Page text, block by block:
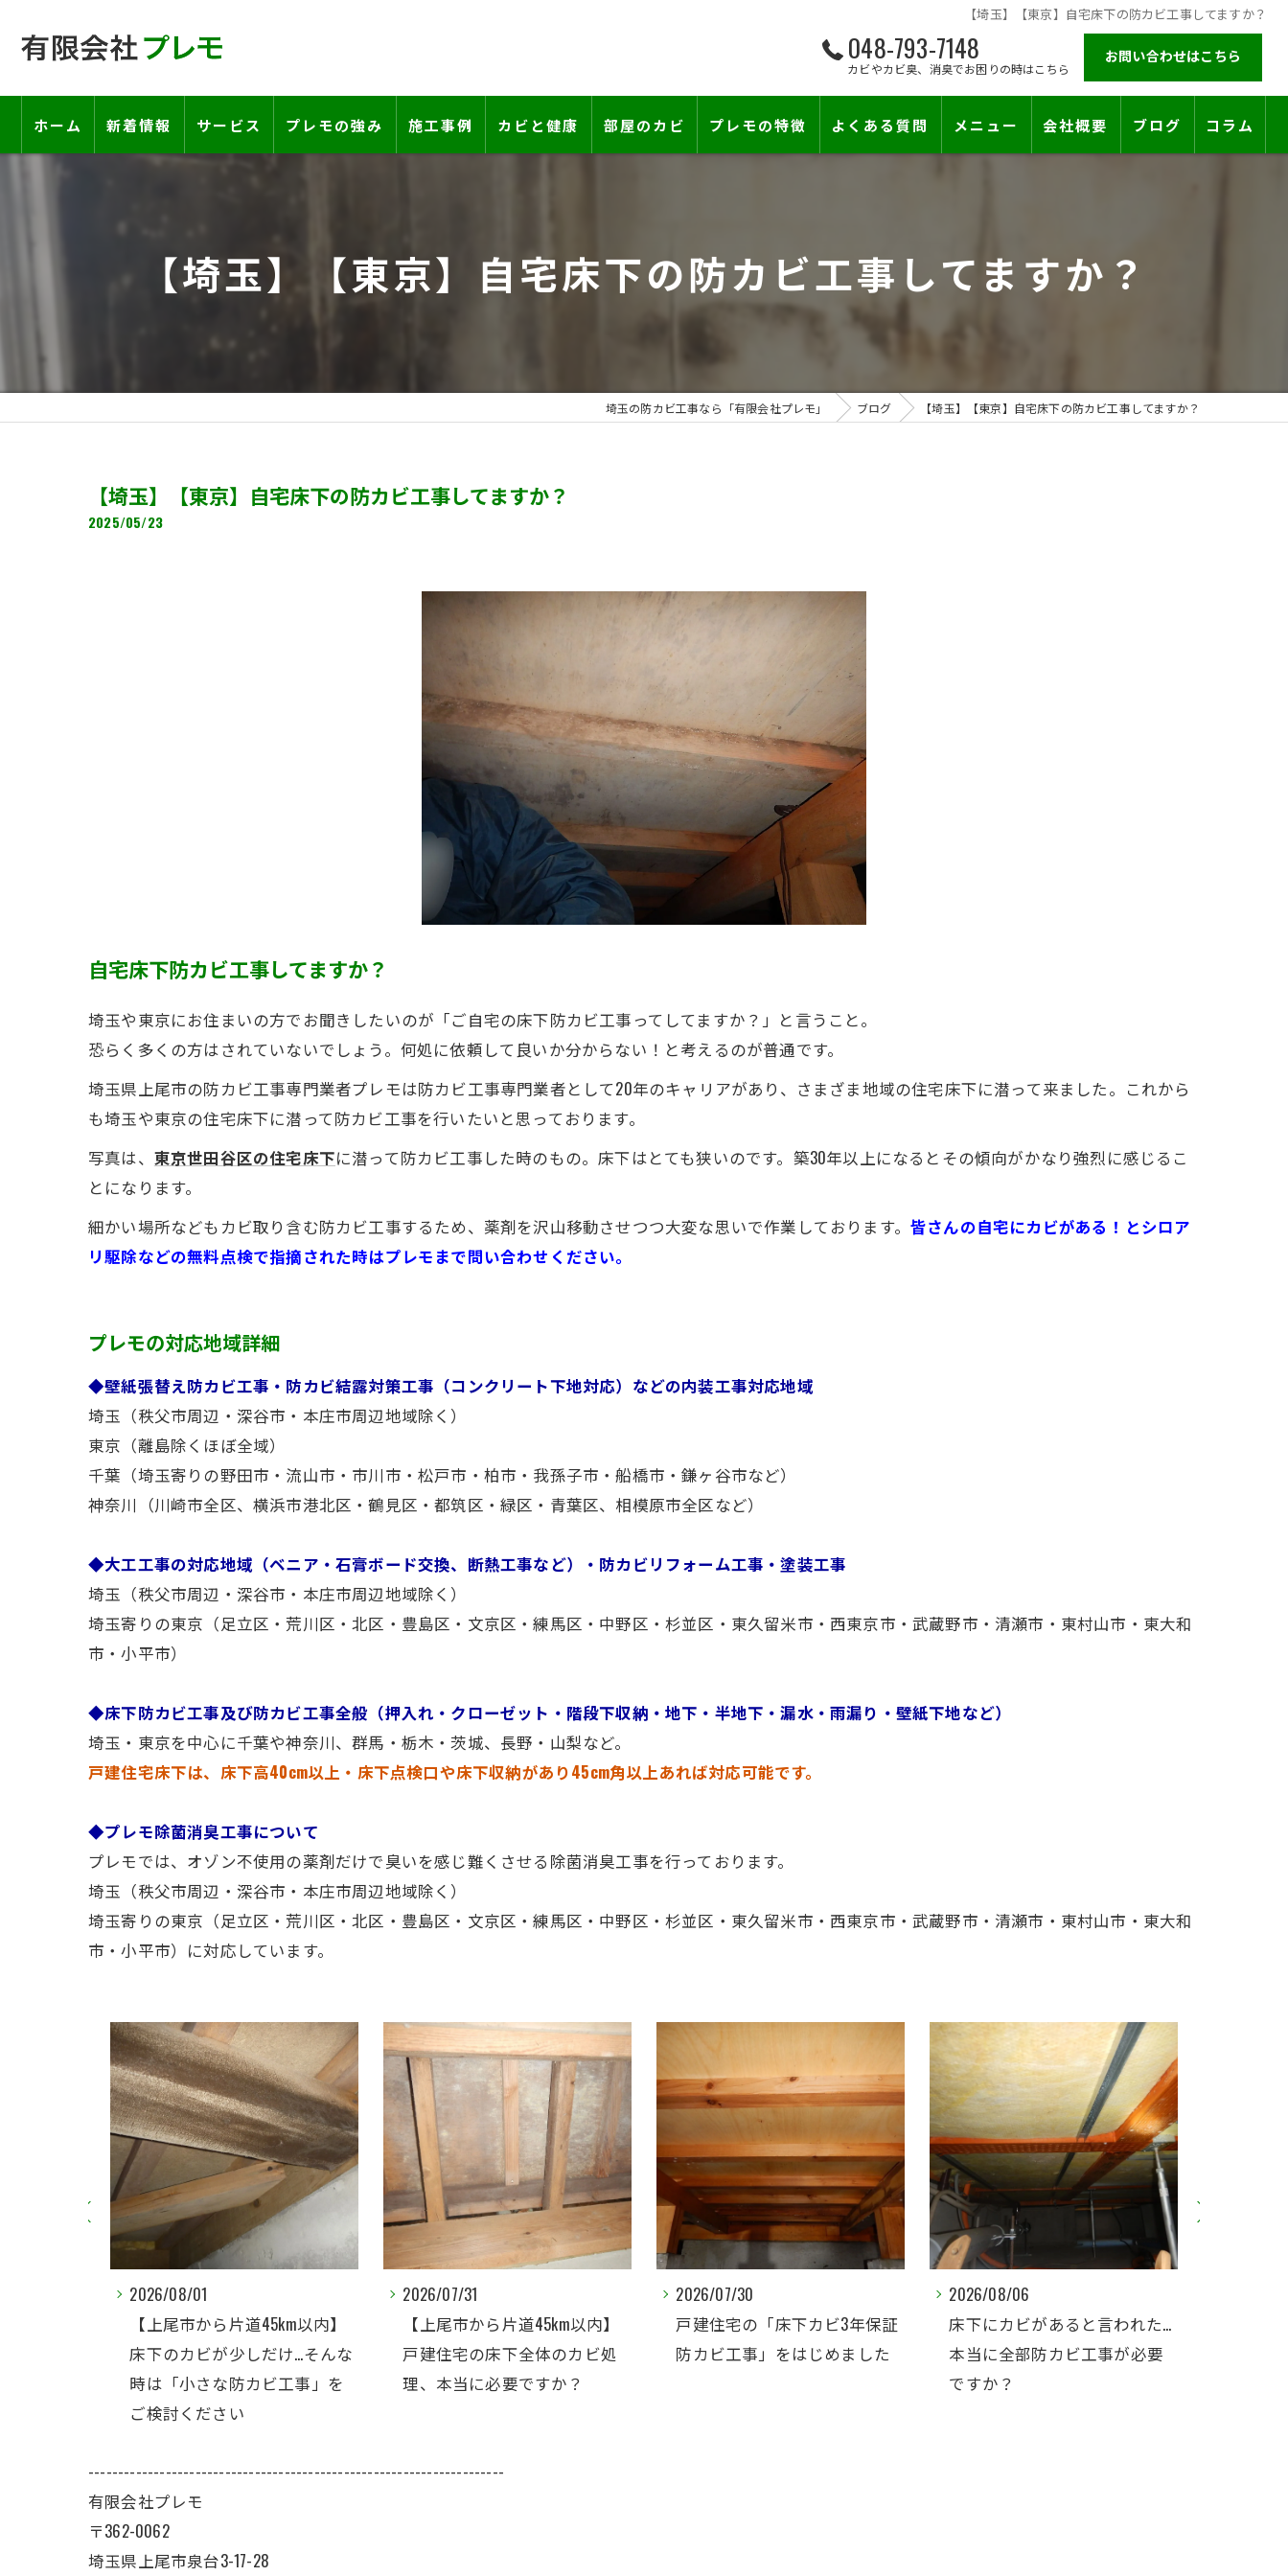
【埼玉】【東京】自宅床下の防カビ工事してますか？
048-793-7148
カビやカビ臭、消臭でお困りの時はこちら
お問い合わせはこちら
ホーム 新着情報 サービス プレモの強み 施工事例 カビと健康 部屋のカビ
壁紙カビ・壁紙下地のカビ
カビと結露対策
半地下・地下室のカビ
プレモの特徴
コンクリートのカビ
部屋の除菌消臭
よくある質問 メニュー 会社概要 ブログ コラム
【埼玉】【東京】自宅床下の防カビ工事してますか？
埼玉の防カビ工事なら「有限会社プレモ」 ブログ 【埼玉】【東京】自宅床下の防カビ工事してますか？
【埼玉】【東京】自宅床下の防カビ工事してますか？
2025/05/23
自宅床下防カビ工事してますか？
埼玉や東京にお住まいの方でお聞きしたいのが「ご自宅の床下防カビ工事ってしてますか？」と言うこと。
恐らく多くの方はされていないでしょう。何処に依頼して良いか分からない！と考えるのが普通です。
埼玉県上尾市の防カビ工事専門業者プレモは防カビ工事専門業者として20年のキャリアがあり、さまざま地域の住宅床下に潜って来ました。これから
も埼玉や東京の住宅床下に潜って防カビ工事を行いたいと思っております。
写真は、 東京世田谷区の住宅床下に潜って防カビ工事した時のもの。床下はとても狭いのです。築30年以上になるとその傾向がかなり強烈に感じるこ
とになります。
細かい場所などもカビ取り含む防カビ工事するため、薬剤を沢山移動させつつ大変な思いで作業しております。皆さんの自宅にカビがある！とシロア
リ駆除などの無料点検で指摘された時はプレモまで問い合わせください。
プレモの対応地域詳細
◆壁紙張替え防カビ工事・防カビ結露対策工事（コンクリート下地対応）などの内装工事対応地域
埼玉（秩父市周辺・深谷市・本庄市周辺地域除く）
東京（離島除くほぼ全域）
千葉（埼玉寄りの野田市・流山市・市川市・松戸市・柏市・我孫子市・船橋市・鎌ヶ谷市など）
神奈川（川崎市全区、横浜市港北区・鶴見区・都筑区・緑区・青葉区、相模原市全区など）
◆大工工事の対応地域（ベニア・石膏ボード交換、断熱工事など）・防カビリフォーム工事・塗装工事
埼玉（秩父市周辺・深谷市・本庄市周辺地域除く）
埼玉寄りの東京（足立区・荒川区・北区・豊島区・文京区・練馬区・中野区・杉並区・東久留米市・西東京市・武蔵野市・清瀬市・東村山市・東大和
市・小平市）
◆床下防カビ工事及び防カビ工事全般（押入れ・クローゼット・階段下収納・地下・半地下・漏水・雨漏り・壁紙下地など）
埼玉・東京を中心に千葉や神奈川、群馬・栃木・茨城、長野・山梨など。
戸建住宅床下は、床下高40cm以上・床下点検口や床下収納があり45cm角以上あれば対応可能です。
◆プレモ除菌消臭工事について
プレモでは、オゾン不使用の薬剤だけで臭いを感じ難くさせる除菌消臭工事を行っております。
埼玉（秩父市周辺・深谷市・本庄市周辺地域除く）
埼玉寄りの東京（足立区・荒川区・北区・豊島区・文京区・練馬区・中野区・杉並区・東久留米市・西東京市・武蔵野市・清瀬市・東村山市・東大和
市・小平市）に対応しています。
2026/07/31
【上尾市から片道45km以内】
戸建住宅の床下全体のカビ処
理、本当に必要ですか？
2026/07/30
戸建住宅の「床下カビ3年保証
防カビ工事」をはじめました
2026/08/06
床下にカビがあると言われた…
本当に全部防カビ工事が必要
2026/08/01
床下の小さな防カビ工事の施
工対応エリアを拡大しました
----------------------------------------------------------------------
有限会社プレモ
〒362-0062
埼玉県上尾市泉台3-17-28